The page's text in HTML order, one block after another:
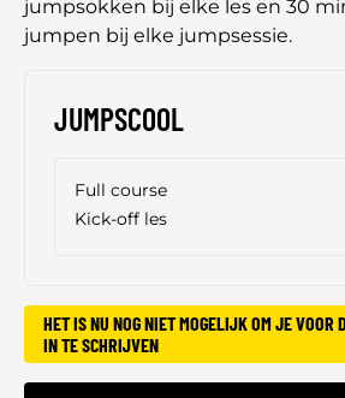
jumpsokken bij elke les en 30
jumpen bij elke jumpsessie.
JUMPSCOOL
Full course
Kick-off les
HET IS NU NOG NIET MOGELIJK OM JE VOOR
IN TE SCHRIJVEN